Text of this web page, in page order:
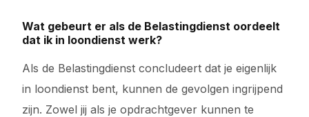
Wat gebeurt er als de Belastingdienst oordeelt
dat ik in loondienst werk?
Als de Belastingdienst concludeert dat je eigenlijk
in loondienst bent, kunnen de gevolgen ingrijpend
zijn. Zowel jij als je opdrachtgever kunnen te